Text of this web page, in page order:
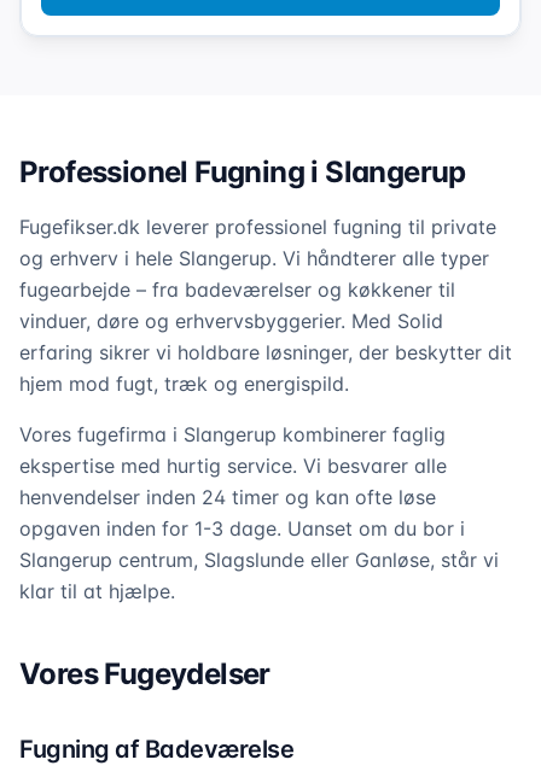
Professionel Fugning i Slangerup
Fugefikser.dk leverer professionel fugning til private
og erhverv i hele Slangerup. Vi håndterer alle typer
fugearbejde – fra badeværelser og køkkener til
vinduer, døre og erhvervsbyggerier. Med Solid
erfaring sikrer vi holdbare løsninger, der beskytter dit
hjem mod fugt, træk og energispild.
Vores fugefirma i Slangerup kombinerer faglig
ekspertise med hurtig service. Vi besvarer alle
henvendelser inden 24 timer og kan ofte løse
opgaven inden for 1-3 dage. Uanset om du bor i
Slangerup centrum, Slagslunde eller Ganløse, står vi
klar til at hjælpe.
Vores Fugeydelser
Fugning af Badeværelse